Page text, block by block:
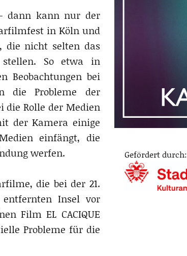
dann kann nur der
in Köln und
die nicht selten das
stellen. So etwa in
Beobachtungen bei
die Probleme der
die Rolle der Medien
der Kamera einige
einfängt, die
werfen.
die bei der 21.
Insel vor
Film EL CACIQUE
Probleme für die
Gefördert durch: